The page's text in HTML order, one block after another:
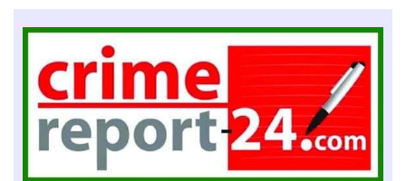
সংবর্ধনা
বৈলর বাঁশকুড়িতে যুব সমাজের
উদ্যোগে জমজমাট হা-ডু-ডু খেলা
টাঙ্গাইলের সাধারণ গ্রন্থাগারে ভাষা
কর্মশালা ও পুরস্কার বিতরণ অনুষ্ঠান